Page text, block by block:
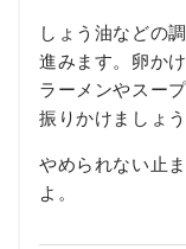
しょう油などの
進みます。卵か
ラーメンやスー
振りかけましょう
やめられない止
よ。